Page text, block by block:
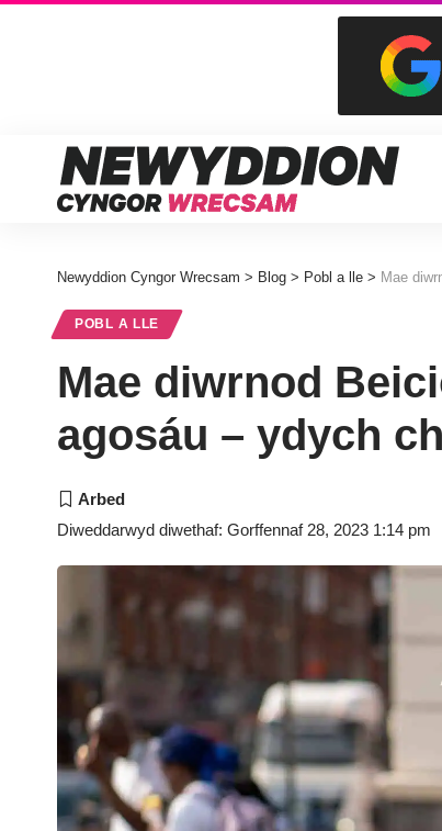
Newyddion Cyngor Wrecsam > Blog > Pobl a lle > Mae
POBL A LLE
Mae diwrnod
agosáu – ydych
Diweddarwyd diwethaf: Gorffennaf 28, 2023 1:14 pm